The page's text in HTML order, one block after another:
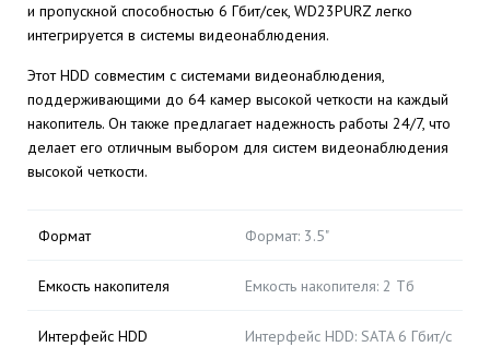
и пропускной способностью 6 Гбит/сек, WD23PURZ легко
интегрируется в системы видеонаблюдения.
Этот HDD совместим с системами видеонаблюдения,
поддерживающими до 64 камер высокой четкости на каждый
накопитель. Он также предлагает надежность работы 24/7, что
делает его отличным выбором для систем видеонаблюдения
высокой четкости.
Формат Формат: 3.5"
Емкость накопителя Емкость накопителя: 2 Тб
Интерфейс HDD Интерфейс HDD: SATA 6 Гбит/с